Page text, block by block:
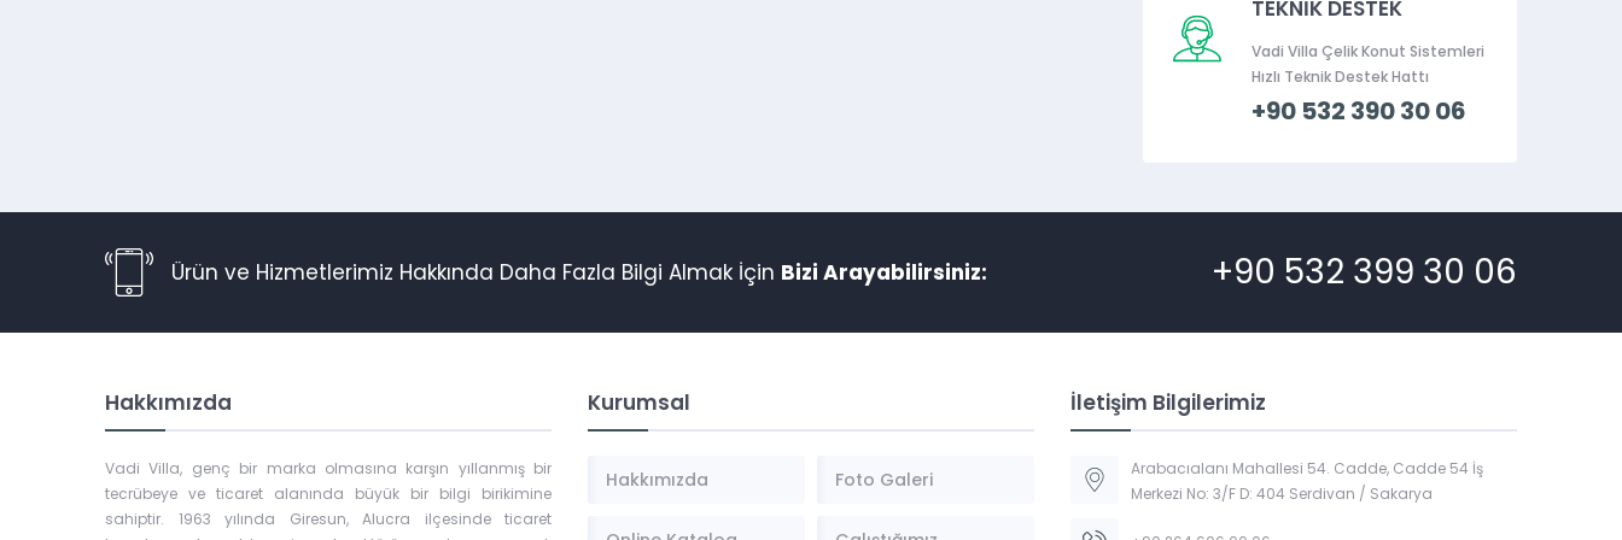
TEKNİK DESTEK
Vadi Villa Çelik Konut Sistemleri
Hızlı Teknik Destek Hattı
+90 532 390 30 06
Ürün ve Hizmetlerimiz Hakkında Daha Fazla Bilgi Almak İçin Bizi Arayabilirsiniz: +90 532 399 30 06
Hakkımızda
Vadi Villa, genç bir marka olmasına karşın yıllanmış bir
tecrübeye ve ticaret alanında büyük bir bilgi birikimine
sahiptir. 1963 yılında Giresun, Alucra ilçesinde ticaret
Kurumsal
Hakkımızda Foto Galeri
İletişim Bilgilerimiz
Arabacıalanı Mahallesi 54. Cadde, Cadde 54 İş
Merkezi No: 3/F D: 404 Serdivan / Sakarya